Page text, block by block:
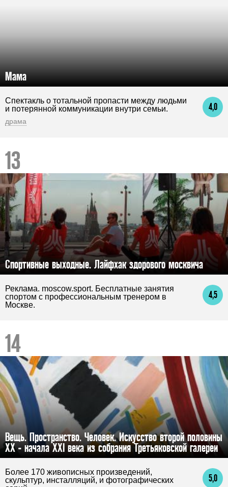
Мама
4,0
Спектакль о тотальной пропасти между людьми
и потерянной коммуникации внутри семьи.
драма
Спортивные выходные. Лайфхак здорового москвича
4,5
Реклама. moscow.sport. Бесплатные занятия
спортом с профессиональным тренером в
Москве.
Вещь. Пространство. Человек. Искусство второй половины
XX - начала XXI века из собрания Третьяковской галереи
5,0
Более 170 живописных произведений,
скульптур, инсталляций, и фотографических